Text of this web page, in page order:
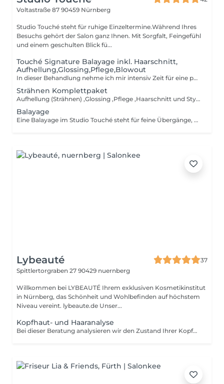
Voltastraße 87 90459 Nürnberg
Studio Touché steht für ruhige Einzeltermine.Während Ihres
Besuchs gehört der Salon ganz Ihnen. Mit Sorgfalt, Feingefühl
und einem geschulten Blick fü...
Touché Signature Balayage inkl. Haarschnitt,
Aufhellung,Glossing,Pflege,Blowout
In dieser Behandlung nehme ich mir intensiv Zeit für eine persönliche Beratung, um Ihre Wünsche und die passende Richtung genau abzustimmen. Die Aufhellung wird individuell auf Haarstruktur, Ausgangsfarbe und Ihr gewünschtes Ergebnis abgestimmt. Anschließend veredelt ein Glossing den Farbton und sorgt für ein harmonisches, natürlich wirkendes Finish. Nach der Aufhellung ist eine intensive Pflege essenziell, um das Haar zu stärken und ihm Geschmeidigkeit sowie Glanz zurückzugeben. Abgerundet wird das Ergebnis durch einen passenden Haarschnitt und ein professionelles Blowout-Styling.
Strähnen Komplettpaket
Aufhellung (Strähnen) ,Glossing ,Pflege ,Haarschnitt und Styling Für ein natürliches, frisches Blond mit Glanz und perfektem Finish. Strähnen setzen gezielte Akzente und bringen Helligkeit, Tiefe und Struktur ins Haar. Fein gearbeitet und harmonisch platziert entsteht ein frisches, natürliches Farbbild. Jede Strähnenbehandlung wird individuell auf Haarton, Haarstruktur und gewünschten Look abgestimmt. Mit Präzision, Erfahrung und Zeit entsteht ein Ergebnis, das ausgewogen wirkt und Ihre Ausstrahlung unterstreicht.
Balayage
Eine Balayage im Studio Touché steht für feine Übergänge, Tiefe und eine natürliche Lebendigkeit im Haar. Die Farbe wirkt weich, harmonisch und unterstreicht Ihre Ausstrahlung, ohne aufgesetzt zu sein. Jede Balayage wird individuell entwickelt abgestimmt auf Haarton, Haarstruktur und Ihren persönlichen Stil. Mit viel Zeit, Präzision und Feingefühl entsteht ein Ergebnis, das hochwertig wirkt, sanft herauswächst und lange schön bleibt.
Lybeauté
37
Spittlertorgraben 27 90429 nuernberg
Willkommen bei LYBEAUTÉ Ihrem exklusiven Kosmetikinstitut
in Nürnberg, das Schönheit und Wohlbefinden auf höchstem
Niveau vereint. lybeaute.de Unser...
Kopfhaut- und Haaranalyse
Bei dieser Beratung analysieren wir den Zustand Ihrer Kopfhaut und Haare individuell und fachlich. Wir schauen uns an, ob Ihre Kopfhaut eher trocken, fettig, gereizt, empfindlich oder zu Schuppen neigend ist und besprechen mögliche Ursachen für Haarbruch, dünner werdendes Haar, Juckreiz, Spannungsgefühl oder übermäßiges Nachfetten. Ziel der Analyse ist es, Ihre Kopfhaut besser zu verstehen und eine passende Pflege- und Behandlungsstrategie zu entwickeln. Sie erhalten eine persönliche Empfehlung zu geeigneten Produkten, Pflegeroutinen und möglichen kosmetischen Behandlungen für Ihre Kopfhaut und Haarqualität. Die Analyse ersetzt keine ärztliche Diagnose. Bei starkem Haarausfall, entzündlichen Veränderungen, offenen Stellen oder medizinischen Beschwerden empfehlen wir zusätzlich eine dermatologische Abklärung. Bitte kommen Sie möglichst ohne starkes Stylingprodukt, Öl oder Trockenshampoo, damit die Kopfhaut besser beurteilt werden kann.